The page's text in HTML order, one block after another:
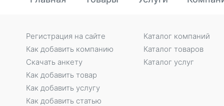
Регистрация на сайте
Как добавить компанию
Скачать анкету
Как добавить товар
Как добавить услугу
Как добавить статью
Каталог компаний
Каталог товаров
Каталог услуг